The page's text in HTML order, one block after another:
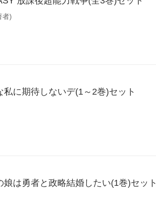
者)
私に期待しないデ(1～2巻)セット
娘は勇者と政略結婚したい(1巻)セット